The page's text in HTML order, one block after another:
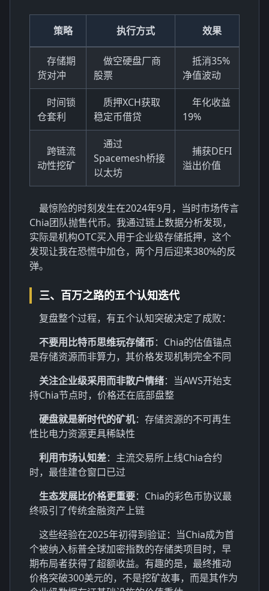
策略 执行方式 效果
存储期
货对冲
做空硬盘厂商
股票
抵消35%
净值波动
时间锁
仓套利
质押XCH获取
稳定币借贷
年化收益
19%
跨链流
动性挖矿
通过
Spacemesh桥接
以太坊
捕获DEFI
溢出价值
最惊险的时刻发生在2024年9月，当时市场传言
Chia团队抛售代币。我通过链上数据分析发现，
实际是机构OTC买入用于企业级存储抵押，这个
发现让我在恐慌中加仓，两个月后迎来380%的反
弹。
三、百万之路的五个认知迭代
复盘整个过程，有五个认知突破决定了成败：
不要用比特币思维玩存储币：Chia的估值锚点
是存储资源而非算力，其价格发现机制完全不同
关注企业级采用而非散户情绪：当AWS开始支
持Chia节点时，价格还在底部盘整
硬盘就是新时代的矿机：存储资源的不可再生
性比电力资源更具稀缺性
利用市场认知差：主流交易所上线Chia合约
时，最佳建仓窗口已过
生态发展比价格更重要：Chia的彩色币协议最
终吸引了传统金融资产上链
这些经验在2025年初得到验证：当Chia成为首
个被纳入标普全球加密指数的存储类项目时，早
期布局者获得了超额收益。有趣的是，最终推动
价格突破300美元的，不是挖矿故事，而是其作为